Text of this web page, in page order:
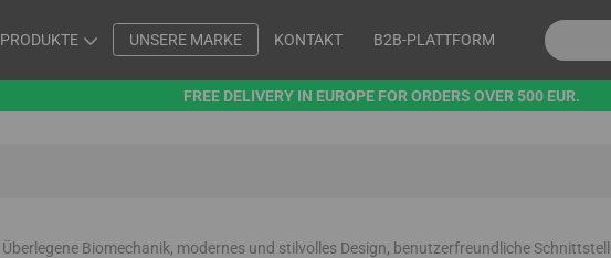
PRODUKTE UNSERE MARKE KONTAKT B2B-PLATTFORM
FREE DELIVERY IN EUROPE FOR ORDERS OVER 500 EUR.
Überlegene Biomechanik, modernes und stilvolles Design, benutzerfreundliche